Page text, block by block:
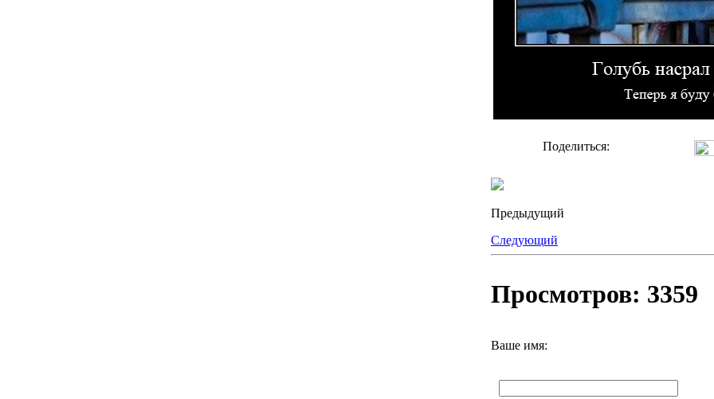
Поделиться:
Предыдущий
Следующий
Просмотров: 3359
Ваше имя: